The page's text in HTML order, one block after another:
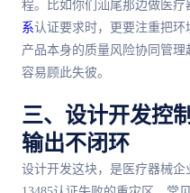
程。比如你们汕尾那边做医
系认证要求时，更要注重把
产品本身的质量风险协同管
容易顾此失彼。
三、设计开发控
输出不闭环
设计开发这块，是医疗器械